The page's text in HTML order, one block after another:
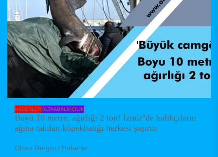
HABERLEROLTA&BALIKÇILIK
Boyu 10 metre, ağırlığı 2 ton! İzmir’de balıkçıların
ağına takılan köpekbalığı herkesi şaşırttı
Oltacı Dergisi / Haberler